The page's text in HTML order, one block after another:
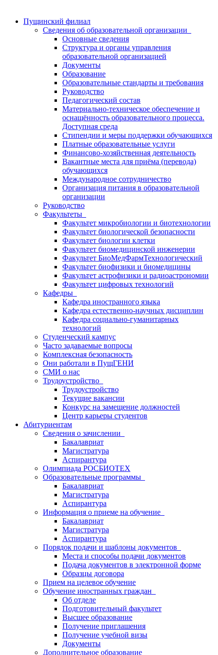
Пущинский филиал
Сведения об образовательной организации
Основные сведения
Структура и органы управления
образовательной организацией
Документы
Образование
Образовательные стандарты и требования
Руководство
Педагогический состав
Материально-техническое обеспечение и
оснащённость образовательного процесса.
Доступная среда
Стипендии и меры поддержки обучающихся
Платные образовательные услуги
Финансово-хозяйственная деятельность
Вакантные места для приёма (перевода)
обучающихся
Международное сотрудничество
Организация питания в образовательной
организации
Руководство
Факультеты
Факультет микробиологии и биотехнологии
Факультет биологической безопасности
Факультет биологии клетки
Факультет биомедицинской инженерии
Факультет БиоМедФармТехнологический
Факультет биофизики и биомедицины
Факультет астрофизики и радиоастрономии
Факультет цифровых технологий
Кафедры
Кафедра иностранного языка
Кафедра естественно-научных дисциплин
Кафедра социально-гуманитарных
технологий
Студенческий кампус
Часто задаваемые вопросы
Комплексная безопасность
Они работали в ПущГЕНИ
СМИ о нас
Трудоустройство
Трудоустройство
Текущие вакансии
Конкурс на замещение должностей
Центр карьеры студентов
Абитуриентам
Сведения о зачислении
Бакалавриат
Магистратура
Аспирантура
Олимпиада РОСБИОТЕХ
Образовательные программы
Бакалавриат
Магистратура
Аспирантура
Информация о приеме на обучение
Бакалавриат
Магистратура
Аспирантура
Порядок подачи и шаблоны документов
Места и способы подачи документов
Подача документов в электронной форме
Образцы договора
Прием на целевое обучение
Обучение иностранных граждан
Об отделе
Подготовительный факультет
Высшее образование
Получение приглашения
Получение учебной визы
Документы
Дополнительное образование